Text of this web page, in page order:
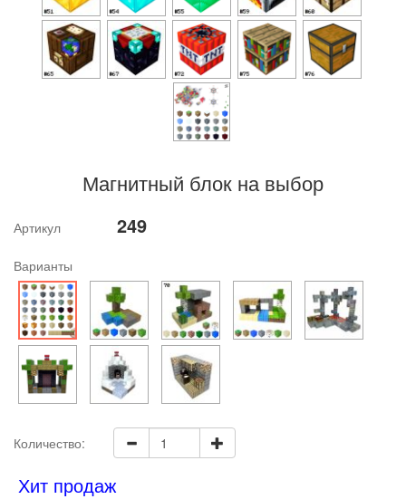
Магнитный блок на выбор
Артикул 249
Варианты
Количество:
Хит продаж